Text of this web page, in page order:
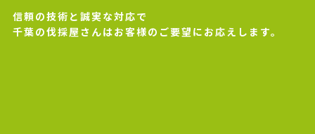
信頼の技術と誠実な対応で
千葉の伐採屋さんはお客様のご要望にお応えします。